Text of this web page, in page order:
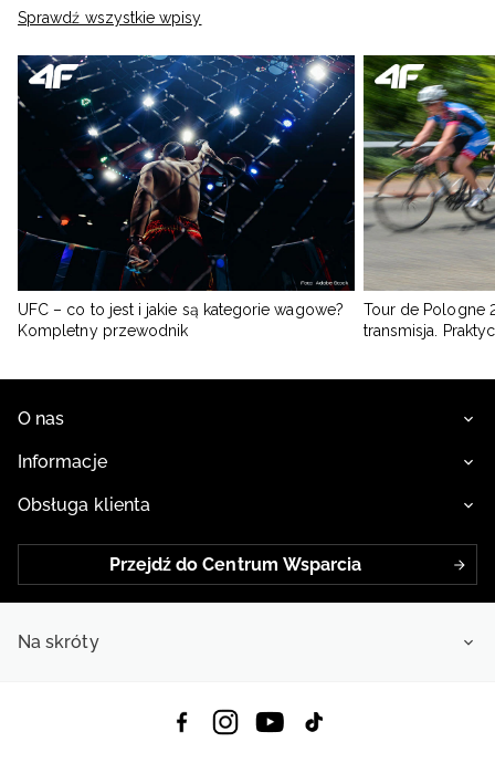
Sprawdź wszystkie wpisy
UFC – co to jest i jakie są kategorie wagowe?
Kompletny przewodnik
Tour de Pologne
transmisja.
O nas
Informacje
Obsługa klienta
Przejdź do Centrum Wsparcia
Na skróty